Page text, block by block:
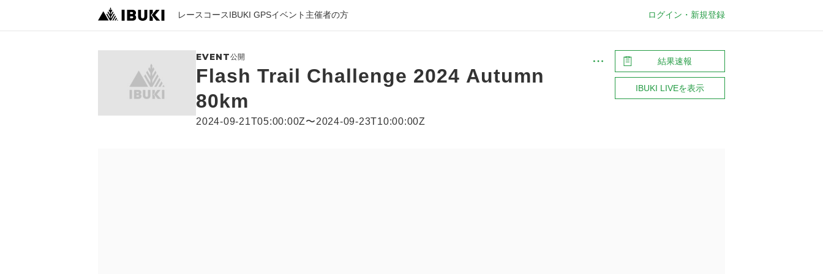
レース コース IBUKI GPSイベント主催者の方 ログイン・新規登録
EVENT公開
Flash Trail Challenge 2024 Autumn
80km
2024-09-21T05:00:00Z〜2024-09-23T10:00:00Z
メ
結果速報
IBUKI LIVEを表示